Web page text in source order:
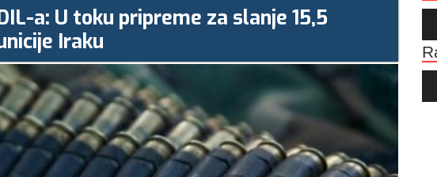
a: U toku pripreme za slanje 15,5
Iraku